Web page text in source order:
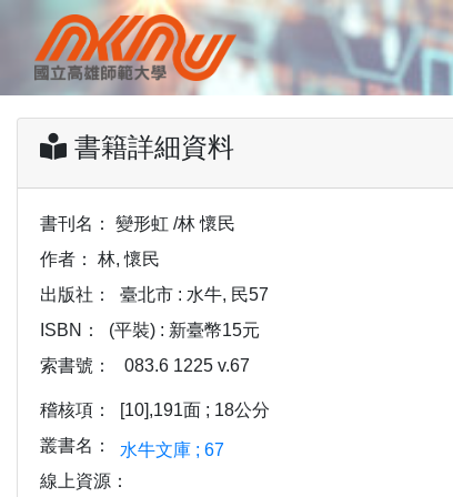
書籍詳細資料
書刊名：
變形虹 /林 懷民
作者：
林, 懷民
出版社：
臺北市 : 水牛, 民57
ISBN：
(平裝) : 新臺幣15元
索書號：
083.6 1225 v.67
稽核項：
[10],191面 ; 18公分
叢書名：
水牛文庫 ; 67
線上資源：